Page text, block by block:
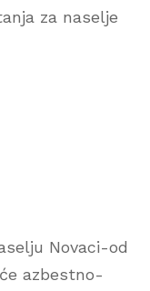
za naselje
Novaci-od
azbestno-